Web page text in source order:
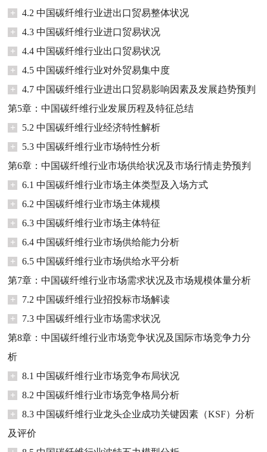
+
4.2 中国碳纤维行业进出口贸易整体状况
+
4.3 中国碳纤维行业进口贸易状况
+
4.4 中国碳纤维行业出口贸易状况
+
4.5 中国碳纤维行业对外贸易集中度
+
4.7 中国碳纤维行业进出口贸易影响因素及发展趋势预判
第5章：中国碳纤维行业发展历程及特征总结
+
5.2 中国碳纤维行业经济特性解析
+
5.3 中国碳纤维行业市场特性分析
第6章：中国碳纤维行业市场供给状况及市场行情走势预判
+
6.1 中国碳纤维行业市场主体类型及入场方式
+
6.2 中国碳纤维行业市场主体规模
+
6.3 中国碳纤维行业市场主体特征
+
6.4 中国碳纤维行业市场供给能力分析
+
6.5 中国碳纤维行业市场供给水平分析
第7章：中国碳纤维行业市场需求状况及市场规模体量分析
+
7.2 中国碳纤维行业招投标市场解读
+
7.3 中国碳纤维行业市场需求状况
第8章：中国碳纤维行业市场竞争状况及国际市场竞争力分
析
+
8.1 中国碳纤维行业市场竞争布局状况
+
8.2 中国碳纤维行业市场竞争格局分析
+
8.3 中国碳纤维行业龙头企业成功关键因素（KSF）分析
及评价